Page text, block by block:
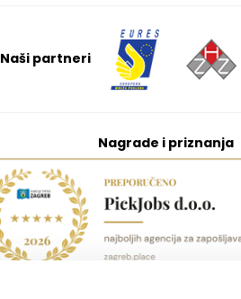
Naši partneri
Nagrade i priznanja